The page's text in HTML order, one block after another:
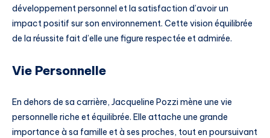
développement personnel et la satisfaction d’avoir un
impact positif sur son environnement. Cette vision équilibrée
de la réussite fait d’elle une figure respectée et admirée.
Vie Personnelle
En dehors de sa carrière, Jacqueline Pozzi mène une vie
personnelle riche et équilibrée. Elle attache une grande
importance à sa famille et à ses proches, tout en poursuivant